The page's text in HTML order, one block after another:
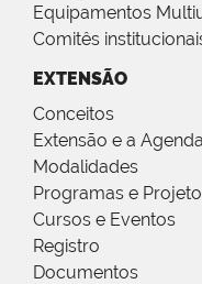
Equipamentos
Comitês
EXTENSÃO
Conceitos
Extensão e a
Modalidades
Programas e
Cursos e Eventos
Registro
Documentos